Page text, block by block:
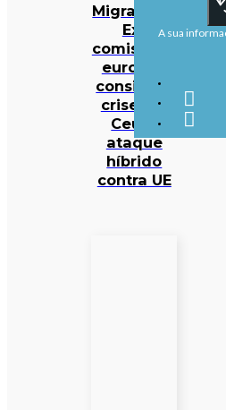
Migrações:
Ex-
comissário
europeu
considera
crise em
Ceuta
ataque
híbrido
contra UE
A sua